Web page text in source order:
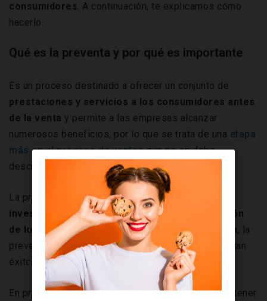
consumidores. A continuación, te explicamos cómo
hacerlo.
Qué es la preventa y por qué es importante
Es un proceso destinado a ofrecer un conjunto de
prestaciones y servicios a los consumidores antes
de la venta y permite a las empresas alcanzar
numerosos beneficios, por lo que se trata de una etapa
más en el proceso de ventasque no se debe
descuidar.
La preventa es el proceso que se centra en la
investigación, validación, preparación y nutrición
de los clientes potenciales. Dicho de otra manera, la
preventa sienta las bases para que las ventas tengan
éxito.
En primer lugar, el proceso de preventa permite obtener